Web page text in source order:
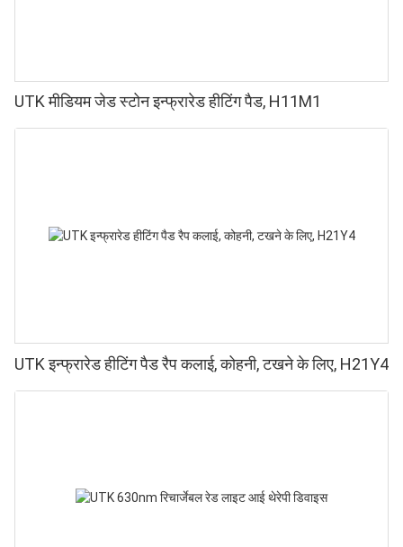
UTK मीडियम जेड स्टोन इन्फ्रारेड हीटिंग पैड, H11M1
UTK इन्फ्रारेड हीटिंग पैड रैप कलाई, कोहनी, टखने के लिए, H21Y4